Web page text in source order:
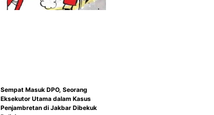
Sempat Masuk DPO, Seorang
Eksekutor Utama dalam Kasus
Penjambretan di Jakbar Dibekuk